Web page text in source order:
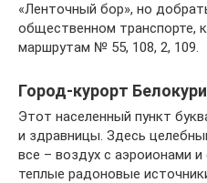
«Ленточный бор», но
общественном транспорте,
маршрутам № 55, 108, 2, 109.
Город-курорт
Этот населенный пункт
и здравницы. Здесь
все – воздух с аэроионами
теплые радоновые